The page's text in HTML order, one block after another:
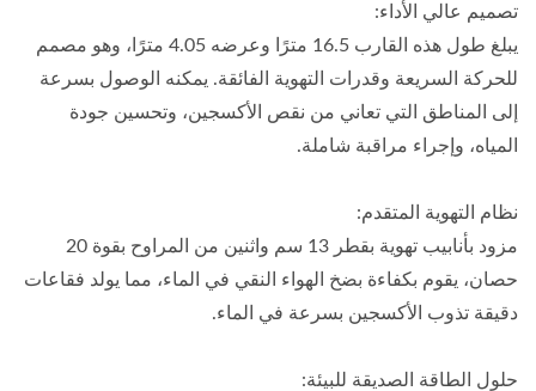
تصميم عالي الأداء:
يبلغ طول هذه القارب 16.5 مترًا وعرضه 4.05 مترًا، وهو مصمم
للحركة السريعة وقدرات التهوية الفائقة. يمكنه الوصول بسرعة
إلى المناطق التي تعاني من نقص الأكسجين، وتحسين جودة
المياه، وإجراء مراقبة شاملة.
نظام التهوية المتقدم:
مزود بأنابيب تهوية بقطر 13 سم واثنين من المراوح بقوة 20
حصان، يقوم بكفاءة بضخ الهواء النقي في الماء، مما يولد فقاعات
دقيقة تذوب الأكسجين بسرعة في الماء.
حلول الطاقة الصديقة للبيئة: